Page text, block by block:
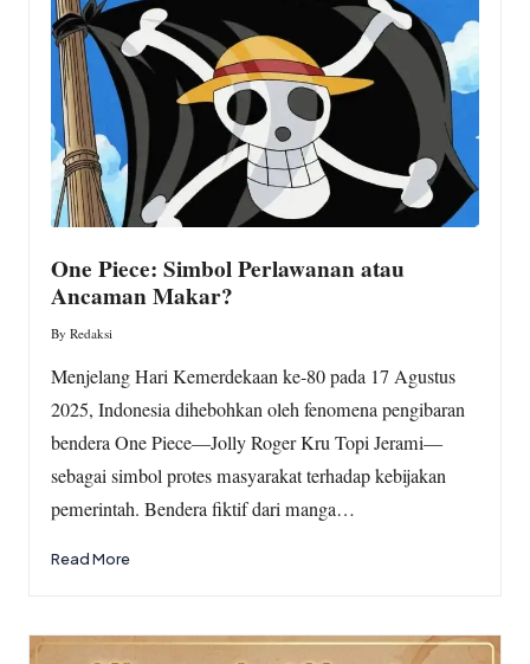
w
m
One Piece: Simbol Perlawanan atau
Ancaman Makar?
Posted
by
By Redaksi
Menjelang Hari Kemerdekaan ke-80 pada 17 Agustus
2025, Indonesia dihebohkan oleh fenomena pengibaran
bendera One Piece—Jolly Roger Kru Topi Jerami—
sebagai simbol protes masyarakat terhadap kebijakan
pemerintah. Bendera fiktif dari manga…
Read More